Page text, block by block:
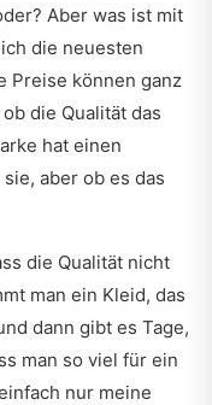
Aber was ist mit
die neuesten
Preise können ganz
die Qualität das
hat einen
aber ob es das
die Qualität nicht
man ein Kleid, das
dann gibt es Tage,
man so viel für ein
nur meine